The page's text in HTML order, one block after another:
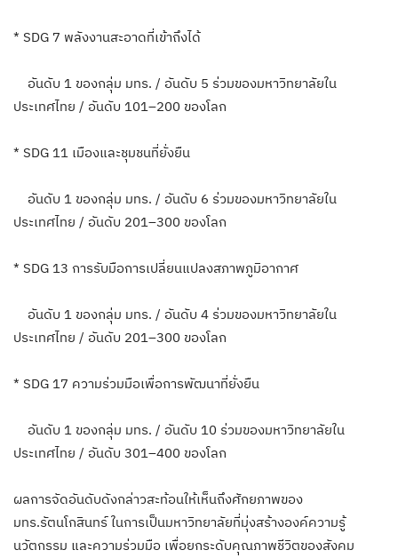
* SDG 7 พลังงานสะอาดที่เข้าถึงได้
อันดับ 1 ของกลุ่ม มทร. / อันดับ 5 ร่วมของมหาวิทยาลัยใน
ประเทศไทย / อันดับ 101–200 ของโลก
* SDG 11 เมืองและชุมชนที่ยั่งยืน
อันดับ 1 ของกลุ่ม มทร. / อันดับ 6 ร่วมของมหาวิทยาลัยใน
ประเทศไทย / อันดับ 201–300 ของโลก
* SDG 13 การรับมือการเปลี่ยนแปลงสภาพภูมิอากาศ
อันดับ 1 ของกลุ่ม มทร. / อันดับ 4 ร่วมของมหาวิทยาลัยใน
ประเทศไทย / อันดับ 201–300 ของโลก
* SDG 17 ความร่วมมือเพื่อการพัฒนาที่ยั่งยืน
อันดับ 1 ของกลุ่ม มทร. / อันดับ 10 ร่วมของมหาวิทยาลัยใน
ประเทศไทย / อันดับ 301–400 ของโลก
ผลการจัดอันดับดังกล่าวสะท้อนให้เห็นถึงศักยภาพของ
มทร.รัตนโกสินทร์ ในการเป็นมหาวิทยาลัยที่มุ่งสร้างองค์ความรู้
นวัตกรรม และความร่วมมือ เพื่อยกระดับคุณภาพชีวิตของสังคม